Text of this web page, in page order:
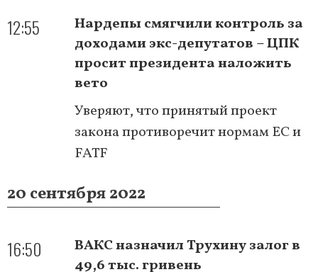
12:55
Нардепы смягчили контроль за
доходами экс-депутатов – ЦПК
просит президента наложить
вето
Уверяют, что принятый проект
закона противоречит нормам ЕС и
FATF
20 сентября 2022
16:50
ВАКС назначил Трухину залог в
49,6 тыс. гривень